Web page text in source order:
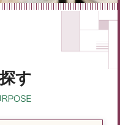
す